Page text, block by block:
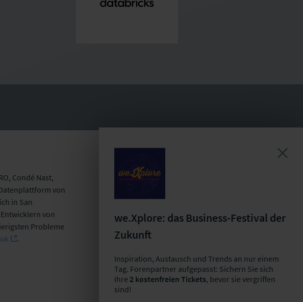
Condé Nast,
von
in San
von
Probleme
.
Ansprechpartner für die
Forenpartnerschaft
+49 341 98988-221
E-Mail schreiben
we.Xplore: das Business-Festival der
Zukunft
Inspiration, Austausch und Trends an nur einem
Tag. Forenpartner aufgepasst: Sichern Sie sich
Ihre 2 kostenfreien Tickets, bevor sie vergriffen
sind!